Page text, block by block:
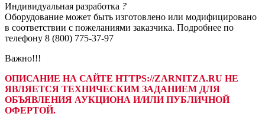
Индивидуальная разработка ?
Оборудование может быть изготовлено или модифицировано
в соответствии с пожеланиями заказчика. Подробнее по
телефону 8 (800) 775-37-97
Важно!!!
ОПИСАНИЕ НА САЙТЕ HTTPS://ZARNITZA.RU НЕ
ЯВЛЯЕТСЯ ТЕХНИЧЕСКИМ ЗАДАНИЕМ ДЛЯ
ОБЪЯВЛЕНИЯ АУКЦИОНА И/ИЛИ ПУБЛИЧНОЙ
ОФЕРТОЙ.